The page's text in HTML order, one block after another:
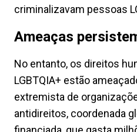
criminalizavam pessoas
Ameaças
No entanto, os direitos
LGBTQIA+ estão
extremista de
antidireitos, coordenada